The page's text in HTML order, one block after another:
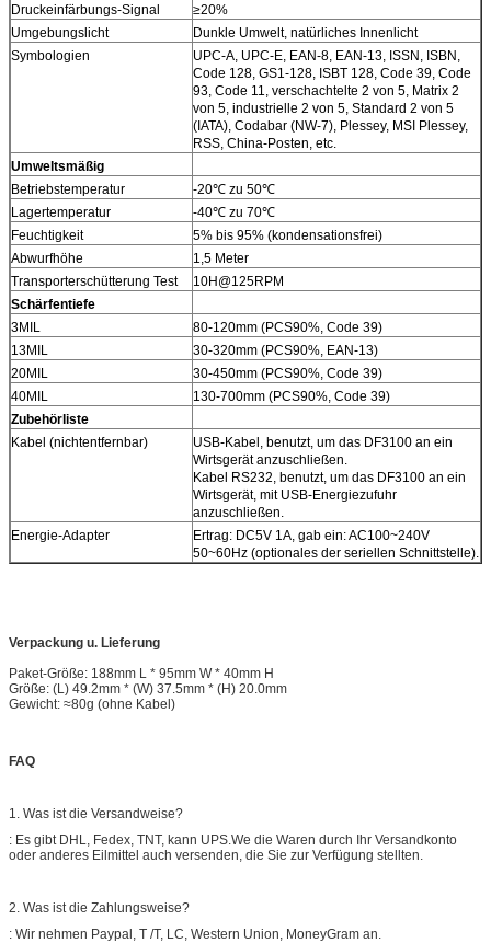
Druckeinfärbungs-Signal
≥20%
Umgebungslicht
Dunkle Umwelt, natürliches Innenlicht
Symbologien
UPC-A, UPC-E, EAN-8, EAN-13, ISSN, ISBN,
Code 128, GS1-128, ISBT 128, Code 39, Code
93, Code 11, verschachtelte 2 von 5, Matrix 2
von 5, industrielle 2 von 5, Standard 2 von 5
(IATA), Codabar (NW-7), Plessey, MSI Plessey,
RSS, China-Posten, etc.
Umweltsmäßig
Betriebstemperatur
-20℃ zu 50℃
Lagertemperatur
-40℃ zu 70℃
Feuchtigkeit
5% bis 95% (kondensationsfrei)
Abwurfhöhe
1,5 Meter
Transporterschütterung Test
10H@125RPM
Schärfentiefe
3MIL
80-120mm (PCS90%, Code 39)
13MIL
30-320mm (PCS90%, EAN-13)
20MIL
30-450mm (PCS90%, Code 39)
40MIL
130-700mm (PCS90%, Code 39)
Zubehörliste
Kabel (nichtentfernbar)
USB-Kabel, benutzt, um das DF3100 an ein
Wirtsgerät anzuschließen.
Kabel RS232, benutzt, um das DF3100 an ein
Wirtsgerät, mit USB-Energiezufuhr
anzuschließen.
Energie-Adapter
Ertrag: DC5V 1A, gab ein: AC100~240V
50~60Hz (optionales der seriellen Schnittstelle).
Verpackung u. Lieferung
Paket-Größe: 188mm L * 95mm W * 40mm H
Größe: (L) 49.2mm * (W) 37.5mm * (H) 20.0mm
Gewicht: ≈80g (ohne Kabel)
FAQ
1. Was ist die Versandweise?
: Es gibt DHL, Fedex, TNT, kann UPS.We die Waren durch Ihr Versandkonto
oder anderes Eilmittel auch versenden, die Sie zur Verfügung stellten.
2. Was ist die Zahlungsweise?
: Wir nehmen Paypal, T /T, LC, Western Union, MoneyGram an.